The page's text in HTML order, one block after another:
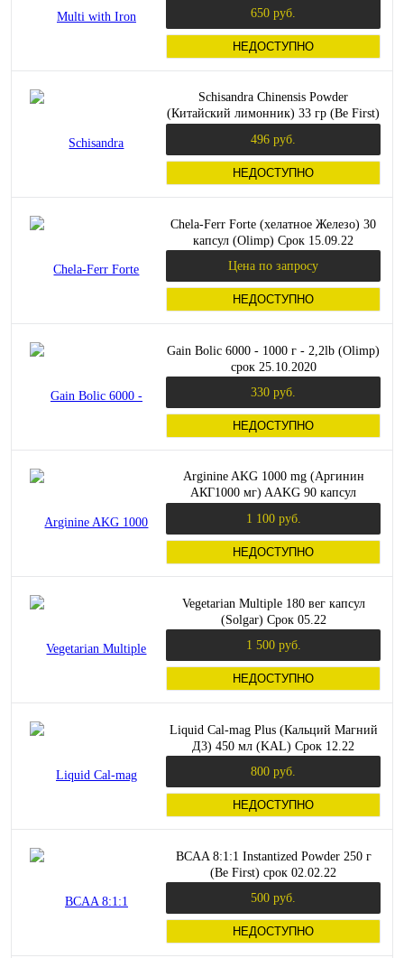
650 руб.
НЕДОСТУПНО
Schisandra Chinensis Powder
(Китайский лимонник) 33 гр (Be First)
496 руб.
НЕДОСТУПНО
Chela-Ferr Forte (хелатное Железо) 30
капсул (Olimp) Срок 15.09.22
Цена по запросу
НЕДОСТУПНО
Gain Bolic 6000 - 1000 г - 2,2lb (Olimp)
срок 25.10.2020
330 руб.
НЕДОСТУПНО
Arginine AKG 1000 mg (Аргинин
АКГ1000 мг) AAKG 90 капсул
1 100 руб.
НЕДОСТУПНО
Vegetarian Multiple 180 вег капсул
(Solgar) Срок 05.22
1 500 руб.
НЕДОСТУПНО
Liquid Cal-mag Plus (Кальций Магний
Д3) 450 мл (KAL) Срок 12.22
800 руб.
НЕДОСТУПНО
BCAA 8:1:1 Instantized Powder 250 г
(Be First) срок 02.02.22
500 руб.
НЕДОСТУПНО